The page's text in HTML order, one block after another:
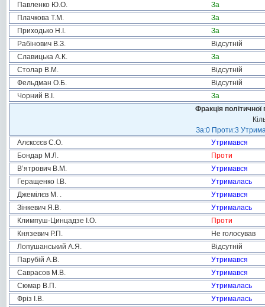
Павленко Ю.О.
За
Плачкова Т.М.
За
Приходько Н.І.
За
Рабінович В.З.
Відсутній
Славицька А.К.
За
Столар В.М.
Відсутній
Фельдман О.Б.
Відсутній
Чорний В.І.
За
Фракція
За:0 Проти:3
Алєксєєв С.О.
Утримався
Бондар М.Л.
Проти
В’ятрович В.М.
Утримався
Геращенко І.В.
Утрималась
Джемілєв М. .
Утримався
Зінкевич Я.В.
Утрималась
Климпуш-Цинцадзе І.О.
Проти
Князевич Р.П.
Не голосував
Лопушанський А.Я.
Відсутній
Парубій А.В.
Утримався
Саврасов М.В.
Утримався
Сюмар В.П.
Утрималась
Фріз І.В.
Утрималась